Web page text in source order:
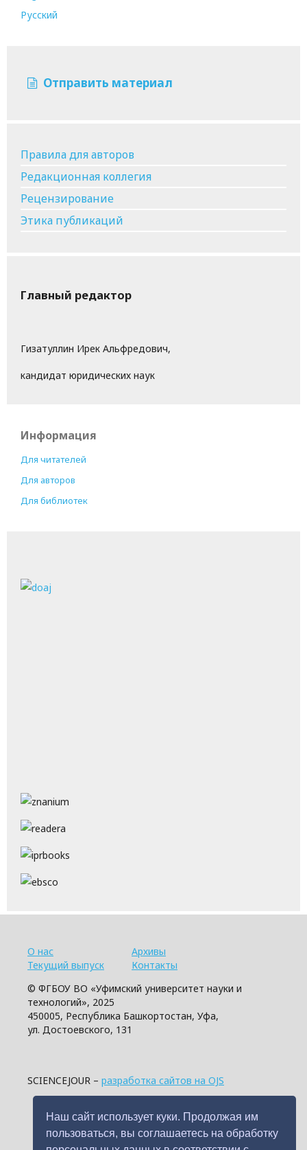
Наш сайт использует куки. Продолжая им
пользоваться, вы соглашаетесь на обработку
Русский
Отправить материал
Правила для авторов
Редакционная коллегия
Рецензирование
Этика публикаций
Главный редактор
Гизатуллин Ирек Альфредович,
кандидат юридических наук
Информация
Для читателей
Для авторов
Для библиотек
О нас
Текущий выпуск
Архивы
Контакты
© ФГБОУ ВО «Уфимский университет науки и
технологий», 2025
450005, Республика Башкортостан, Уфа,
ул. Достоевского, 131
SCIENCEJOUR – разработка сайтов на OJS